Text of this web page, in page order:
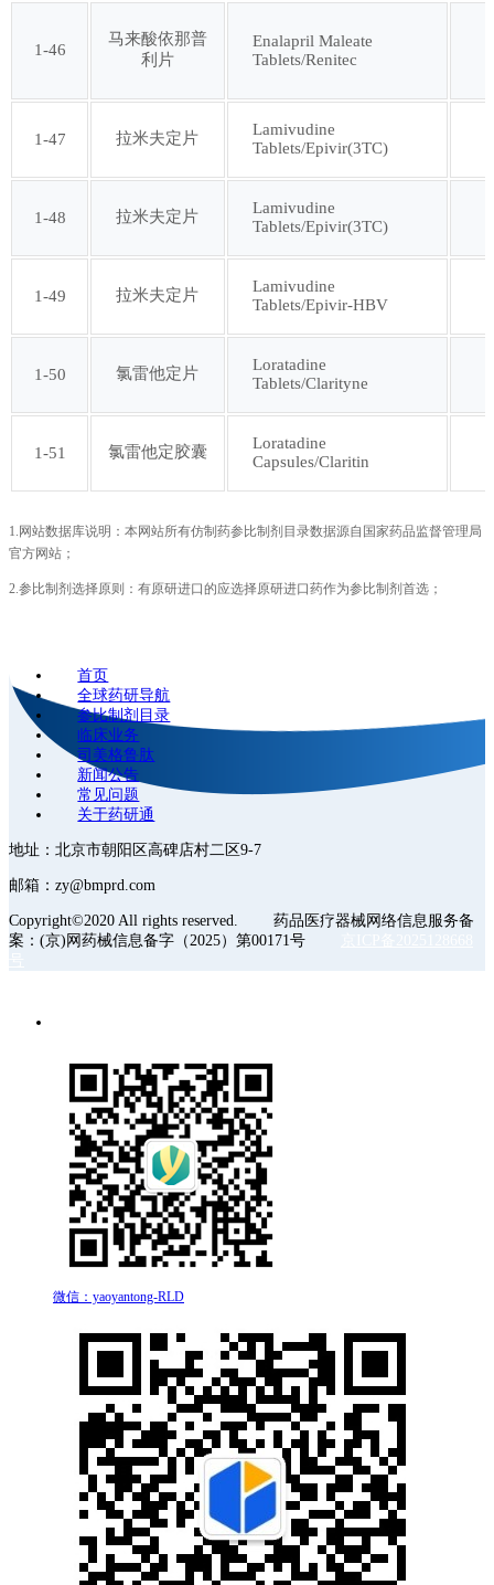
1-46
马来酸依那普
利片
Enalapril Maleate
Tablets/Renitec
1-47 拉米夫定片
Lamivudine
Tablets/Epivir(3TC)
1-48 拉米夫定片
Lamivudine
Tablets/Epivir(3TC)
1-49 拉米夫定片
Lamivudine
Tablets/Epivir-HBV
1-50 氯雷他定片
Loratadine
Tablets/Clarityne
1-51 氯雷他定胶囊
Loratadine
Capsules/Claritin
1.网站数据库说明：本网站所有仿制药参比制剂目录数据源自国家药品监督管理局
官方网站；
2.参比制剂选择原则：有原研进口的应选择原研进口药作为参比制剂首选；
首页
全球药研导航
参比制剂目录
临床业务
司美格鲁肽
新闻公告
常见问题
关于药研通
地址：北京市朝阳区高碑店村二区9-7
邮箱：zy@bmprd.com
Copyright©2020 All rights reserved. 药品医疗器械网络信息服务备
案：(京)网药械信息备字（2025）第00171号
微信：yaoyantong-RLD